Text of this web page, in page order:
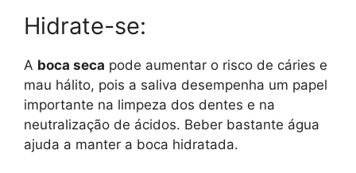
Hidrate-se:
A boca seca pode aumentar o risco de cáries e
mau hálito, pois a saliva desempenha um papel
importante na limpeza dos dentes e na
neutralização de ácidos. Beber bastante água
ajuda a manter a boca hidratada.